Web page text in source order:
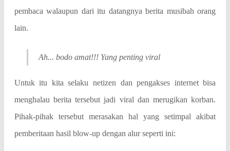
pembaca walaupun dari itu datangnya berita musibah orang
lain.
Ah... bodo amat!!! Yang penting viral
Untuk itu kita selaku netizen dan pengakses internet bisa
menghalau berita tersebut jadi viral dan merugikan korban.
Pihak-pihak tersebut merasakan hal yang setimpal akibat
pemberitaan hasil blow-up dengan alur seperti ini: